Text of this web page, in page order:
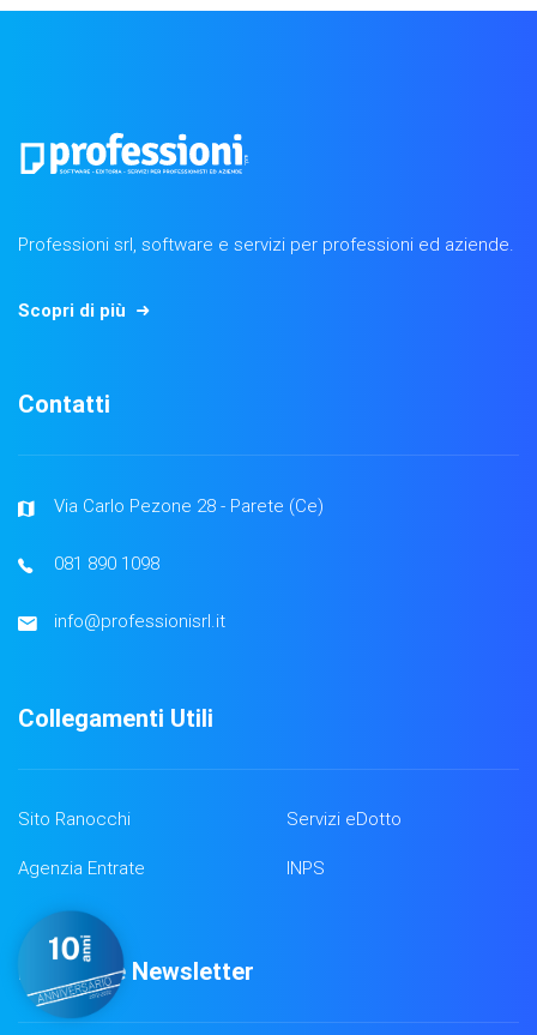
Professioni srl, software e servizi per professioni ed aziende.
Scopri di più
Contatti
Via Carlo Pezone 28 - Parete (Ce)
081 890 1098
info@professionisrl.it
Collegamenti Utili
Sito Ranocchi Servizi eDotto
Agenzia Entrate INPS
Iscrizione Newsletter